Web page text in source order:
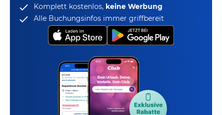
Komplett kostenlos, keine Werbung
Alle Buchungsinfos immer griffbereit